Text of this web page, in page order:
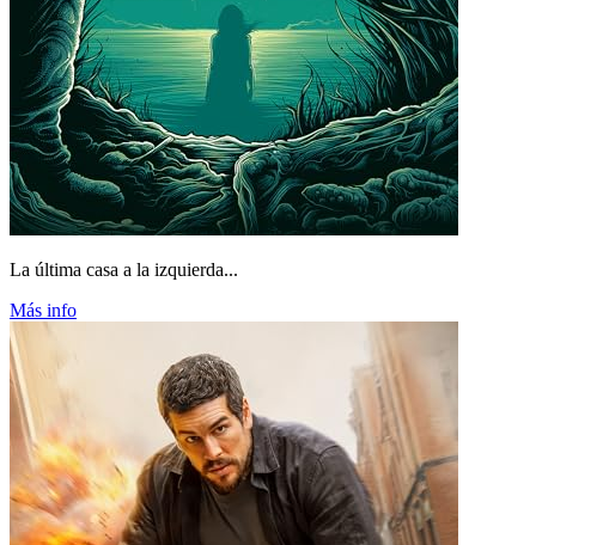
La última casa a la izquierda...
Más info